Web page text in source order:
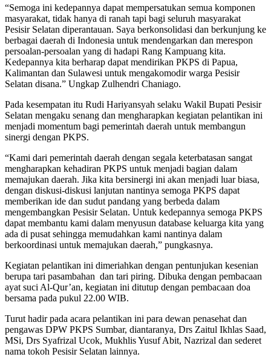
“Semoga ini kedepannya dapat mempersatukan semua komponen
masyarakat, tidak hanya di ranah tapi bagi seluruh masyarakat
Pesisir Selatan diperantauan. Saya berkonsolidasi dan berkunjung ke
berbagai daerah di Indonesia untuk mendengarkan dan merespon
persoalan-persoalan yang di hadapi Rang Kampuang kita.
Kedepannya kita berharap dapat mendirikan PKPS di Papua,
Kalimantan dan Sulawesi untuk mengakomodir warga Pesisir
Selatan disana.” Ungkap Zulhendri Chaniago.
Pada kesempatan itu Rudi Hariyansyah selaku Wakil Bupati Pesisir
Selatan mengaku senang dan mengharapkan kegiatan pelantikan ini
menjadi momentum bagi pemerintah daerah untuk membangun
sinergi dengan PKPS.
“Kami dari pemerintah daerah dengan segala keterbatasan sangat
mengharapkan kehadiran PKPS untuk menjadi bagian dalam
memajukan daerah. Jika kita bersinergi ini akan menjadi luar biasa,
dengan diskusi-diskusi lanjutan nantinya semoga PKPS dapat
memberikan ide dan sudut pandang yang berbeda dalam
mengembangkan Pesisir Selatan. Untuk kedepannya semoga PKPS
dapat membantu kami dalam menyusun database keluarga kita yang
ada di pusat sehingga memudahkan kami nantinya dalam
berkoordinasi untuk memajukan daerah,” pungkasnya.
Kegiatan pelantikan ini dimeriahkan dengan pentunjukan kesenian
berupa tari pasambahan dan tari piring. Dibuka dengan pembacaan
ayat suci Al-Qur’an, kegiatan ini ditutup dengan pembacaan doa
bersama pada pukul 22.00 WIB.
Turut hadir pada acara pelantikan ini para dewan penasehat dan
pengawas DPW PKPS Sumbar, diantaranya, Drs Zaitul Ikhlas Saad,
MSi, Drs Syafrizal Ucok, Mukhlis Yusuf Abit, Nazrizal dan sederet
nama tokoh Pesisir Selatan lainnya.